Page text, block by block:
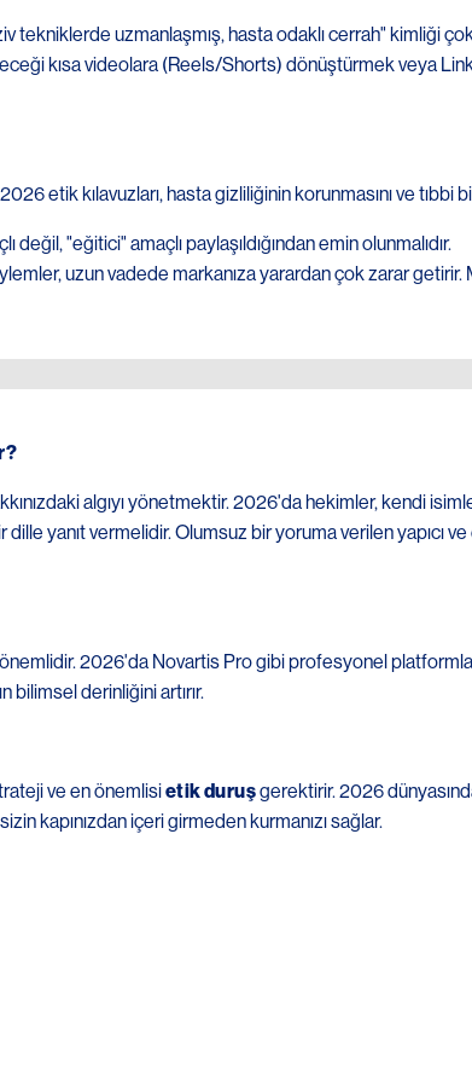
tekniklerde uzmanlaşmış, hasta odaklı cerrah" kimliği
kısa videolara (Reels/Shorts) dönüştürmek veya
etik kılavuzları, hasta gizliliğinin korunmasını ve
değil, "eğitici" amaçlı paylaşıldığından emin olunmalıdır.
uzun vadede markanıza yarardan çok zarar getirir.
algıyı yönetmektir. 2026'da hekimler, kendi
yanıt vermelidir. Olumsuz bir yoruma verilen yapıcı
2026'da Novartis Pro gibi profesyonel
bilimsel derinliğini artırır.
ve en önemlisietik duruşgerektirir. 2026
kapınızdan içeri girmeden kurmanızı sağlar.